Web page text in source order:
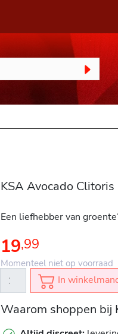
KSA Avocado
Een liefhebber van
19,99
Momenteel niet op voorraad
In
Waarom shoppen bij